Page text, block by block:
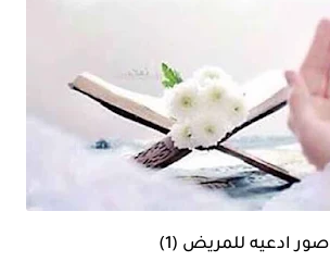
صور ادعيه للمريض (1)